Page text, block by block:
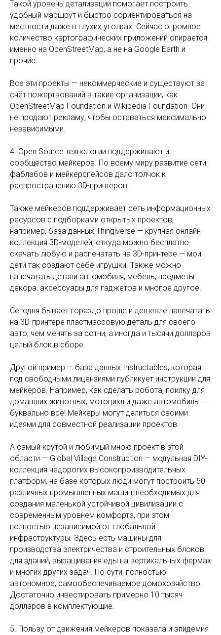
Такой уровень детализации помогает построить
удобный маршрут и быстро сориентироваться на
местности даже в глухих уголках. Сейчас огромное
количество картографических приложений опирается
именно на OpenStreetMap, а не на Google Earth и
прочие.
Все эти проекты — некоммерческие и существуют за
счёт пожертвований в такие организации, как
OpenStreetMap Foundation и Wikipedia Foundation. Они
не продают рекламу, чтобы оставаться максимально
независимыми.
4. Open Source технологии поддерживают и
сообщество мейкеров. По всему миру развитие сети
фаблабов и мейкерспейсов дало толчок к
распространению 3D-принтеров.
Также мейкеров поддерживает сеть информационных
ресурсов с подборками открытых проектов,
например, база данных Thingiverse — крупная онлайн-
коллекция 3D-моделей, откуда можно бесплатно
скачать любую и распечатать на 3D-принтере — мои
дети так создают себе игрушки. Также можно
напечатать детали автомобиля, мебель, предметы
декора, аксессуары для гаджетов и многое другое.
Сегодня бывает гораздо проще и дешевле напечатать
на 3D-принтере пластмассовую деталь для своего
авто, чем менять за сотни, а иногда и тысячи долларов
целый блок в сборе.
Другой пример — база данных Instructables, которая
под свободными лицензиями публикует инструкции для
мейкеров. Например, как сделать робота, поилку для
домашних животных, мотоцикл и даже автомобиль —
буквально всё! Мейкеры могут делиться своими
идеями для совместной реализации проектов.
А самый крутой и любимый мною проект в этой
области — Global Village Construction — модульная DIY-
коллекция недорогих высокопроизводительных
платформ, на базе которых люди могут построить 50
различных промышленных машин, необходимых для
создания маленькой устойчивой цивилизации с
современным уровнем комфорта, при этом
полностью независимой от глобальной
инфраструктуры. Здесь есть машины для
производства электричества и строительных блоков
для зданий, выращивания еды на вертикальных фермах
и многих других задач. По сути, полностью
автономное, самообеспечиваемое домохозяйство.
Достаточно инвестировать примерно 10 тысяч
долларов в комплектующие.
5. Пользу от движения мейкеров показала и эпидемия